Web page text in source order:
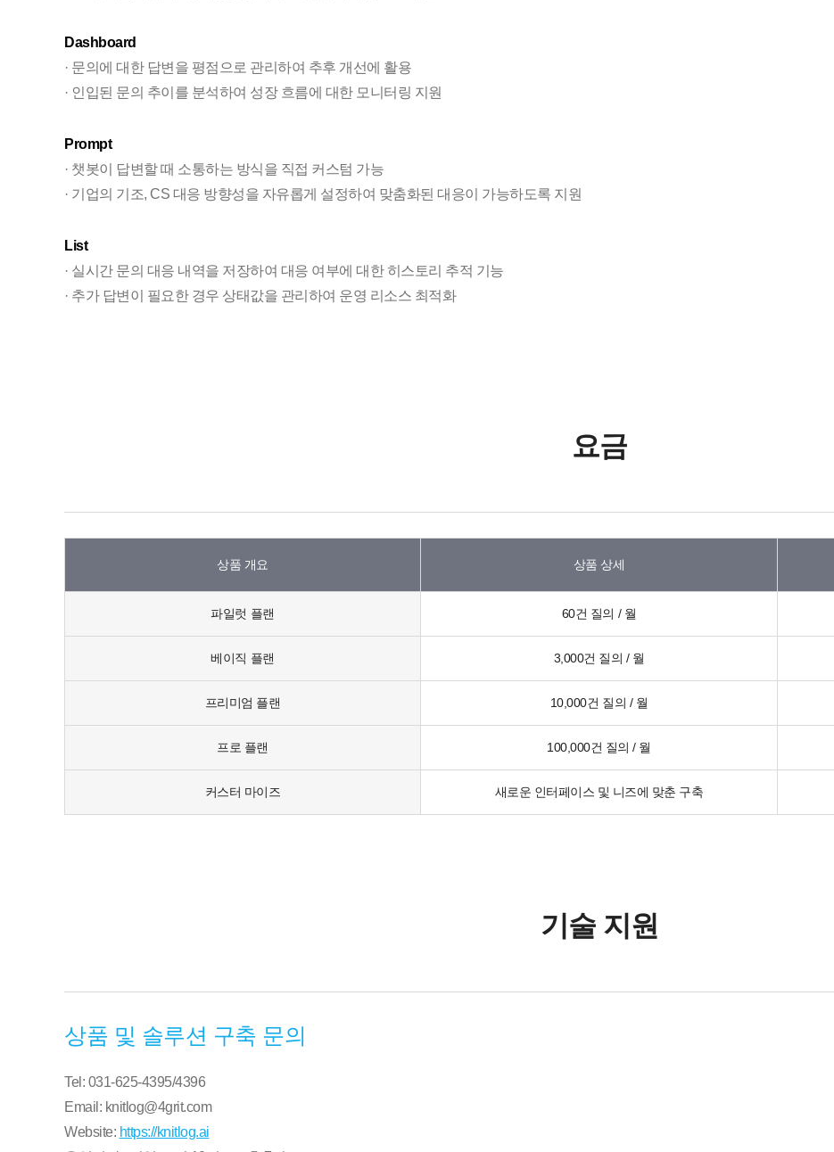
Dashboard
· 문의에 대한 답변을 평점으로 관리하여 추후 개선에 활용
· 인입된 문의 추이를 분석하여 성장 흐름에 대한 모니터링 지원
Prompt
· 챗봇이 답변할 때 소통하는 방식을 직접 커스텀 가능
· 기업의 기조, CS 대응 방향성을 자유롭게 설정하여 맞춤화된 대응이 가능하도록 지원
List
· 실시간 문의 대응 내역을 저장하여 대응 여부에 대한 히스토리 추적 기능
· 추가 답변이 필요한 경우 상태값을 관리하여 운영 리소스 최적화
요금
상품 개요 상품 상세
파일럿 플랜 60건 질의 / 월
베이직 플랜 3,000건 질의 / 월
프리미엄 플랜 10,000건 질의 / 월
프로 플랜 100,000건 질의 / 월
커스터 마이즈 새로운 인터페이스 및 니즈에 맞춘 구축
기술 지원
상품 및 솔루션 구축 문의
Tel: 031-625-4395/4396
Email: knitlog@4grit.com
Website: https://knitlog.ai